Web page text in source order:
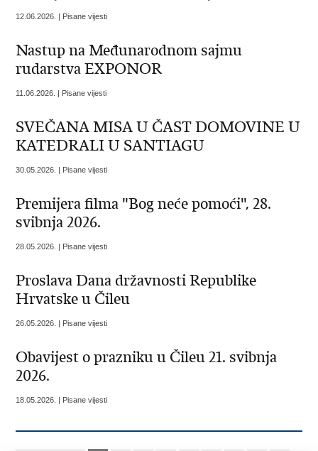
12.06.2026. | Pisane vijesti
Nastup na Međunarodnom sajmu
rudarstva EXPONOR
11.06.2026. | Pisane vijesti
SVEČANA MISA U ČAST DOMOVINE U
KATEDRALI U SANTIAGU
30.05.2026. | Pisane vijesti
Premijera filma "Bog neće pomoći", 28.
svibnja 2026.
28.05.2026. | Pisane vijesti
Proslava Dana državnosti Republike
Hrvatske u Čileu
26.05.2026. | Pisane vijesti
Obavijest o prazniku u Čileu 21. svibnja
2026.
18.05.2026. | Pisane vijesti